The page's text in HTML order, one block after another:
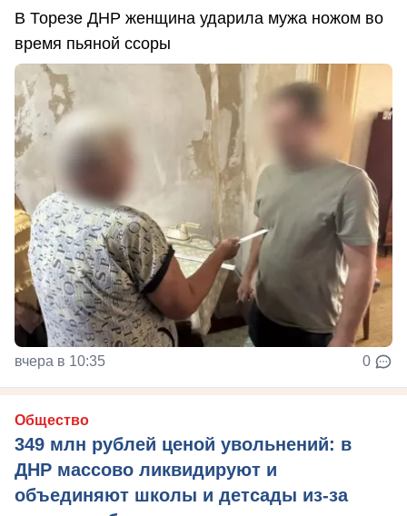
В Торезе ДНР женщина ударила мужа ножом во
время пьяной ссоры
вчера в 10:35 0
Общество
349 млн рублей ценой увольнений: в
ДНР массово ликвидируют и
объединяют школы и детсады из-за